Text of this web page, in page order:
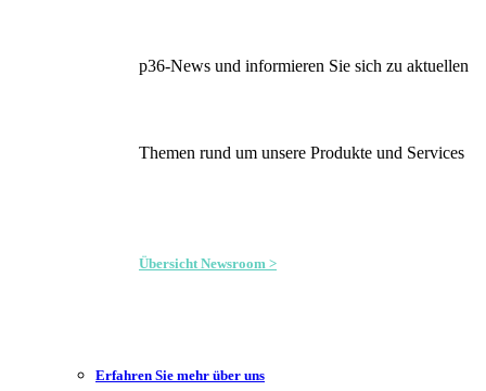
p36-News und informieren Sie sich zu aktuellen
Themen rund um unsere Produkte und Services
Übersicht Newsroom >
Erfahren Sie mehr über uns